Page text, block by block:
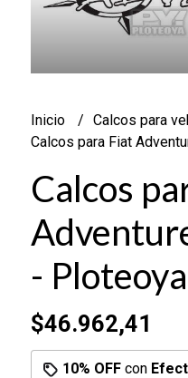
Inicio Calcos para
Calcos para Fiat
Calcos
- Ploteoya
$46.962,41
10% OFFcon